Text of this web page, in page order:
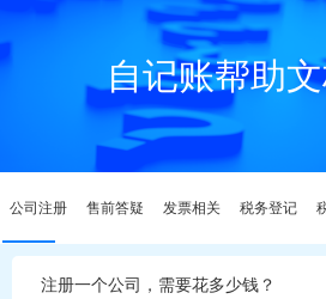
自记账帮助
公司注册 售前答疑 发票相关 税务登记
注册一个公司，需要花多少钱？